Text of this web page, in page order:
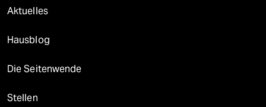
Aktuelles
Hausblog
Die Seitenwende
Stellen